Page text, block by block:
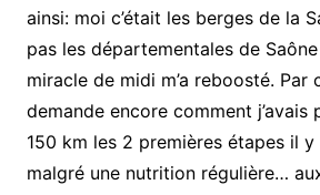
ainsi: moi c’était les berges de la
pas les départementales de
miracle de midi m’a reboosté. Par
demande encore comment j’avais
150 km les 2 premières étapes il
malgré une nutrition régulière…